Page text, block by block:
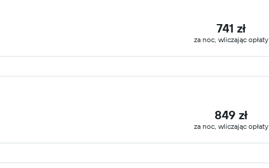
741 zł
za noc, wliczając opłaty
849 zł
za noc, wliczając opłaty